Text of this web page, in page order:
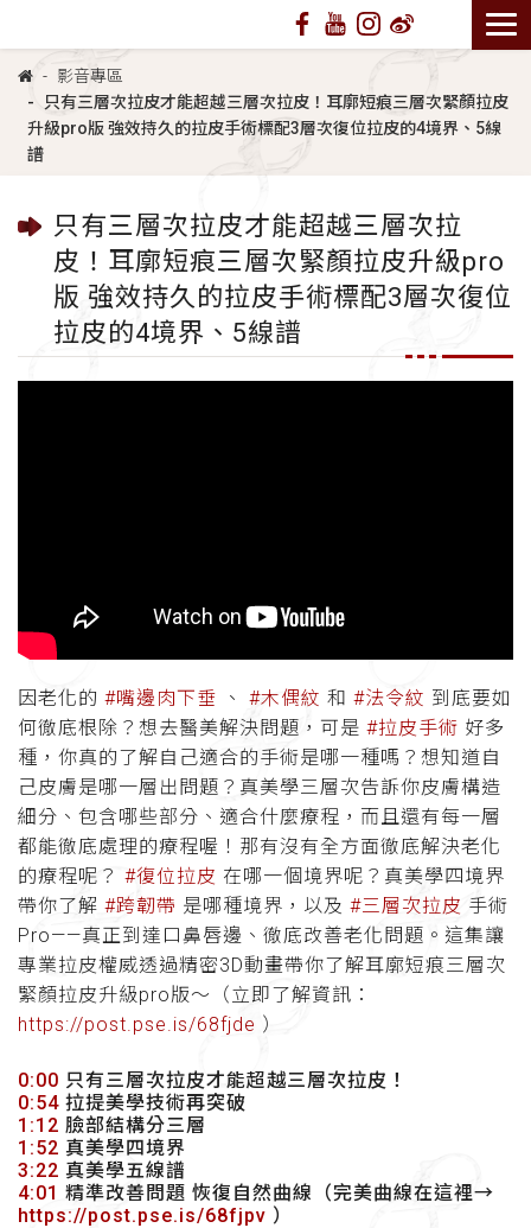
影音專區
只有三層次拉皮才能超越三層次拉皮！耳廓短痕三層次緊顏拉皮
升級pro版 強效持久的拉皮手術標配3層次復位拉皮的4境界、5線
譜
只有三層次拉皮才能超越三層次拉
皮！耳廓短痕三層次緊顏拉皮升級pro
版 強效持久的拉皮手術標配3層次復位
拉皮的4境界、5線譜
因老化的 #嘴邊肉下垂 、 #木偶紋 和 #法令紋 到底要如
何徹底根除？想去醫美解決問題，可是 #拉皮手術 好多
種，你真的了解自己適合的手術是哪一種嗎？想知道自
己皮膚是哪一層出問題？真美學三層次告訴你皮膚構造
細分、包含哪些部分、適合什麼療程，而且還有每一層
都能徹底處理的療程喔！那有沒有全方面徹底解決老化
的療程呢？ #復位拉皮 在哪一個境界呢？真美學四境界
帶你了解 #跨韌帶 是哪種境界，以及 #三層次拉皮 手術
Pro——真正到達口鼻唇邊、徹底改善老化問題。這集讓
專業拉皮權威透過精密3D動畫帶你了解耳廓短痕三層次
緊顏拉皮升級pro版～（立即了解資訊：
https://post.pse.is/68fjde ）
0:00 只有三層次拉皮才能超越三層次拉皮！
0:54 拉提美學技術再突破
1:12 臉部結構分三層
1:52 真美學四境界
3:22 真美學五線譜
4:01 精準改善問題 恢復自然曲線（完美曲線在這裡→
https://post.pse.is/68fjpv ）